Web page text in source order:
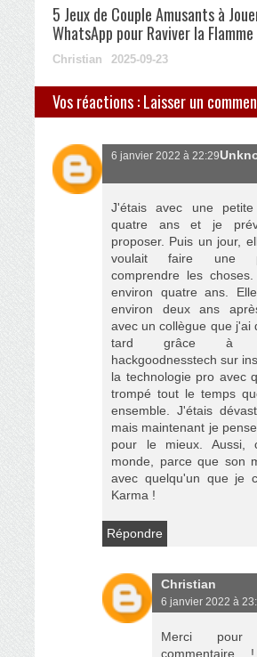
5 Jeux de Couple Amusants à
WhatsApp pour Raviver la Flamme
Christian 2025-09-23
Vos réactions : Laisser un
6 janvier 2022 à 22:29
J'étais avec une
quatre ans et je
proposer. Puis un jour,
voulait faire une
comprendre les
environ quatre ans.
environ deux ans
avec un collègue que j'ai
tard grâce à
hackgoodnesstech sur
la technologie pro avec
trompé tout le temps
ensemble. J'étais
mais maintenant je
pour le mieux. Aussi,
monde, parce que son
avec quelqu'un que je
Karma !
Répondre
Christian
6 janvier 2022 à
Merci